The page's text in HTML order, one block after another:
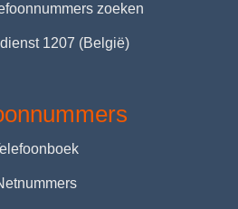
zoeken
dienst 1207 (België)
Telefoonboek
Netnummers